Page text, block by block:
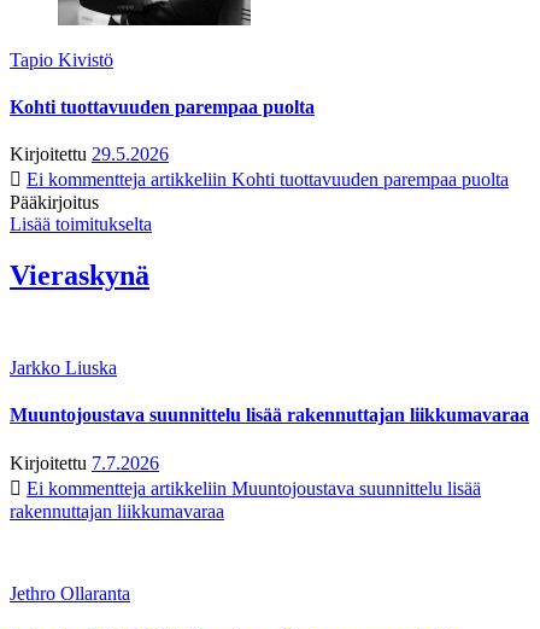
Tapio Kivistö
Kohti tuottavuuden parempaa puolta
Kirjoitettu 29.5.2026
Ei kommentteja artikkeliin Kohti tuottavuuden parempaa puolta
Pääkirjoitus
Lisää toimitukselta
Vieraskynä
Jarkko Liuska
Muuntojoustava suunnittelu lisää rakennuttajan liikkumavaraa
Kirjoitettu 7.7.2026
Ei kommentteja artikkeliin Muuntojoustava suunnittelu lisää
rakennuttajan liikkumavaraa
Jethro Ollaranta